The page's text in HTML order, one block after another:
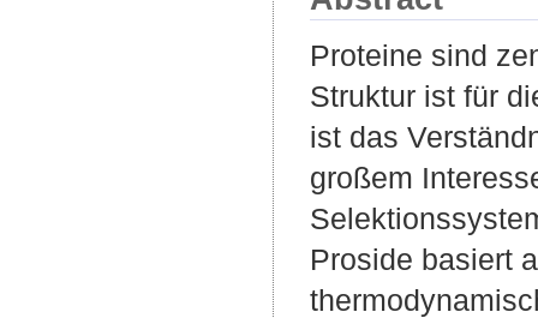
Proteine sind
Struktur ist für
ist das
großem
Proside basiert